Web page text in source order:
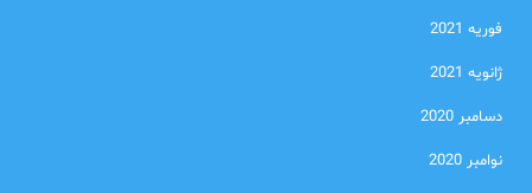
فوریه 2021
ژانویه 2021
دسامبر 2020
نوامبر 2020